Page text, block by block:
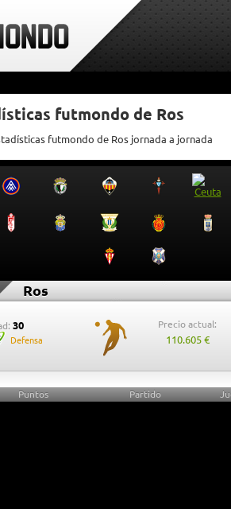
futmondo de Ros
futmondo de Ros jornada a jornada
Ros
30
Defensa
Precio actual:
110.605 €
Puntos Partido